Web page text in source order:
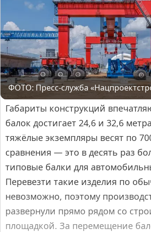
ФОТО: Пресс-служба
Габариты конструкций
балок достигает 24,6 и 32,6
тяжёлые экземпляры весят по
сравнения — это в десять раз
типовые балки для
Перевезти такие изделия по
невозможно, поэтому
развернули прямо рядом со
площадкой. За перемещение